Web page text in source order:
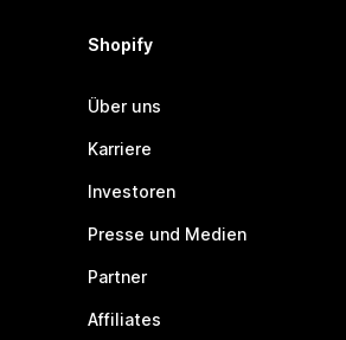
Shopify
Über uns
Karriere
Investoren
Presse und Medien
Partner
Affiliates